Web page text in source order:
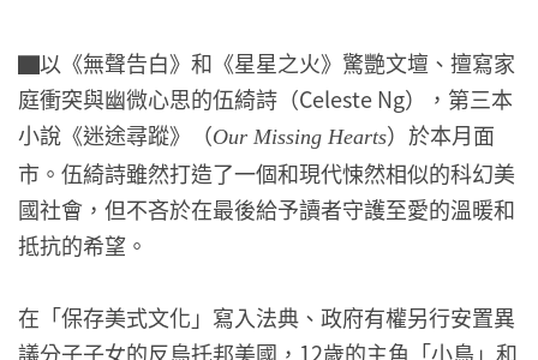
▇以《無聲告白》和《星星之火》驚艷文壇、擅寫家
庭衝突與幽微心思的伍綺詩（Celeste Ng），第三本
小說《迷途尋蹤》（Our Missing Hearts）於本月面
市。伍綺詩雖然打造了一個和現代悚然相似的科幻美
國社會，但不吝於在最後給予讀者守護至愛的溫暖和
抵抗的希望。
在「保存美式文化」寫入法典、政府有權另行安置異
議分子子女的反烏托邦美國，12歲的主角「小鳥」和